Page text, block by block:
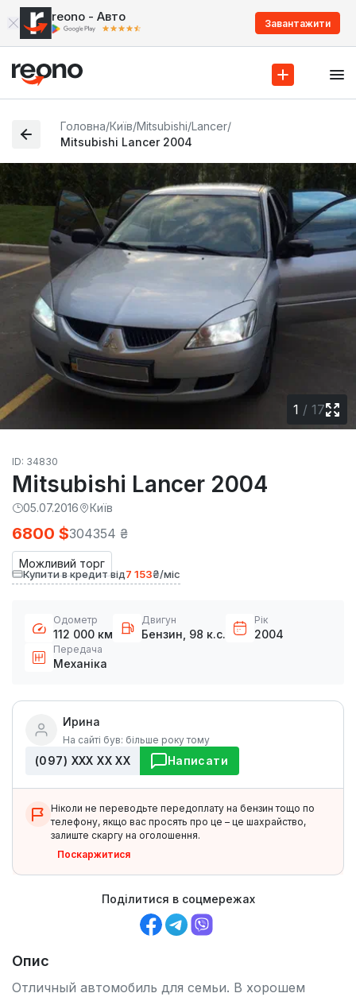
reono - Авто Завантажити
Головна/Київ/Mitsubishi/Lancer/
Mitsubishi Lancer 2004
1 / 17
ID: 34830
Mitsubishi Lancer 2004
05.07.2016 Київ
Можливий торг
6800 $304354 ₴
Купити в кредит від7 153₴/міс
Одометр
112 000 км
Двигун
Бензин, 98 к.с.
Рік
2004
Передача
Механіка
Ирина
На сайті був: більше року тому
(097) ХХХ ХХ ХХ Написати
Ніколи не переводьте передоплату на бензин тощо по
телефону, якщо вас просять про це – це шахрайство,
залиште скаргу на оголошення.
Поскаржитися
Поділитися в соцмережах
Опис
Отличный автомобиль для семьи. В хорошем